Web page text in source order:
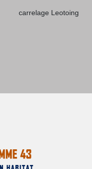
carrelage Leotoing